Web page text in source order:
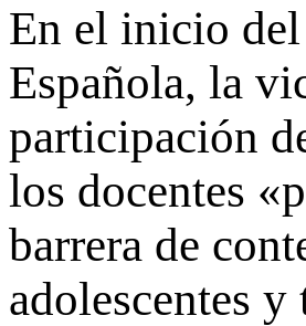
En el inicio del
Española, la
participación
los docentes
barrera de
adolescentes